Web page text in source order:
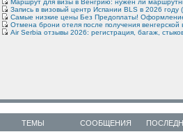
Запись в визовый центр Испании BLS в 2026 году
Самые низкие цены Без Предоплаты!
Отмена брони отеля после получения венгерской
Air Serbia отзывы 2026: регистрация, багаж,
ТЕМЫ СООБЩЕНИЯ